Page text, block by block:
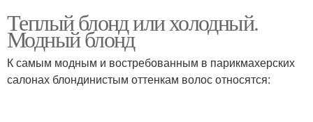
Теплый блонд или холодный.
Модный блонд
К самым модным и востребованным в парикмахерских
салонах блондинистым оттенкам волос относятся: